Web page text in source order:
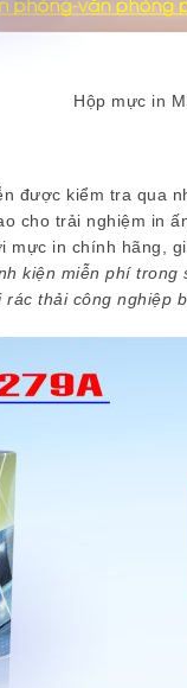
Hộp mực in
được kiểm tra
cho trải nghiệm in
in chính hãng,
kiện miễn phí
rác thải công nghiệp